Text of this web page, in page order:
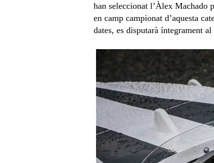
han seleccionat l’Àlex Machado
en camp campionat d’aquesta
dates, es disputarà íntegrament